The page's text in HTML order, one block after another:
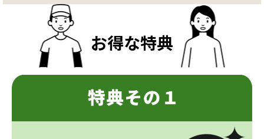
お得な特典